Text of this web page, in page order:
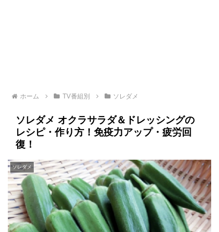
ホーム TV番組別 ソレダメ
ソレダメ オクラサラダ＆ドレッシングの
レシピ・作り方！免疫力アップ・疲労回
復！
ソレダメ